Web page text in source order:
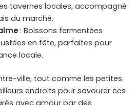
tavernes locales, accompagné
du marché.
: Boissons fermentées
en fête, parfaites pour
locale.
ville, tout comme les petites
endroits pour savourer ces